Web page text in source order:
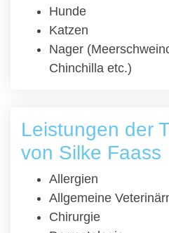
Hunde
Katzen
Nager
Chinchilla etc.)
Leistungen der
von Silke Faass
Allergien
Allgemeine
Chirurgie